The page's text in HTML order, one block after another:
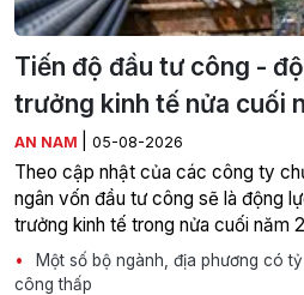
Tiến độ đầu tư công -
trưởng kinh tế nửa cuối
AN NAM 05-08-2026
Theo cập nhật của các công ty
ngân vốn đầu tư công sẽ là động
trưởng kinh tế trong nửa cuối năm
Một số bộ ngành, địa phương có
công thấp